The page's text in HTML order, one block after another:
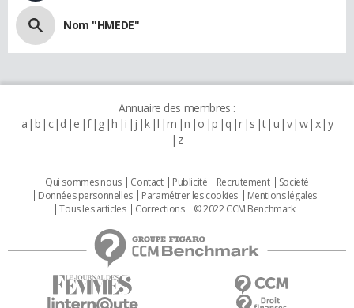
Nom "HMEDE"
Annuaire des membres :
a b c d e f g h i j k l m n o p q r s t u v w x y
z
Qui sommes nous Contact Publicité Recrutement
Societé
Données personnelles
Paramétrer les cookies
Mentions légales
Tous les articles
Corrections © 2022 CCM Benchmark